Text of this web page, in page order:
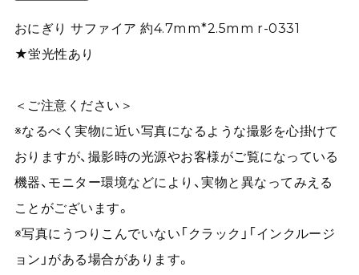
おにぎり サファイア 約4.7mm*2.5mm r-0331
★蛍光性あり
＜ご注意ください＞
※なるべく実物に近い写真になるような撮影を心掛けて
おりますが、撮影時の光源やお客様がご覧になっている
機器、モニター環境などにより、実物と異なってみえる
ことがございます。
※写真にうつりこんでいない「クラック」「インクルージ
ョン」がある場合があります。